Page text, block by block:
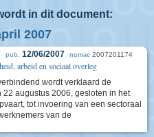
in dit document:
2007
pub. 12/06/2007 numac 2007201174
arbeid en sociaal overleg
wordt verklaard de
augustus 2006, gesloten in het
tot invoering van een sectoraal
van de